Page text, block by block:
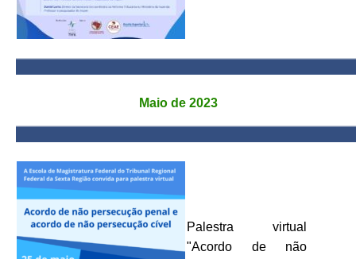
Maio de 2023
Palestra virtual
"Acordo de não